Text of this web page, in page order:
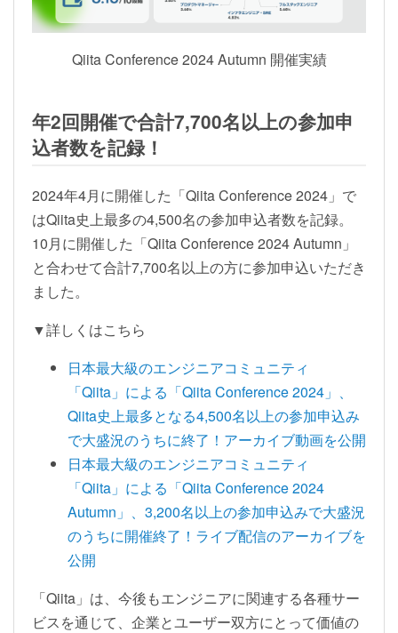
Qiita Conference 2024 Autumn 開催実績
年2回開催で合計7,700名以上の参加申
込者数を記録！
2024年4月に開催した「Qiita Conference 2024」で
はQiita史上最多の4,500名の参加申込者数を記録。
10月に開催した「Qiita Conference 2024 Autumn」
と合わせて合計7,700名以上の方に参加申込いただき
ました。
▼詳しくはこちら
日本最大級のエンジニアコミュニティ
「Qiita」による「Qiita Conference 2024」、
Qiita史上最多となる4,500名以上の参加申込み
で大盛況のうちに終了！アーカイブ動画を公開
日本最大級のエンジニアコミュニティ
「Qiita」による「Qiita Conference 2024
Autumn」、3,200名以上の参加申込みで大盛況
のうちに開催終了！ライブ配信のアーカイブを
公開
「Qiita」は、今後もエンジニアに関連する各種サー
ビスを通じて、企業とユーザー双方にとって価値の